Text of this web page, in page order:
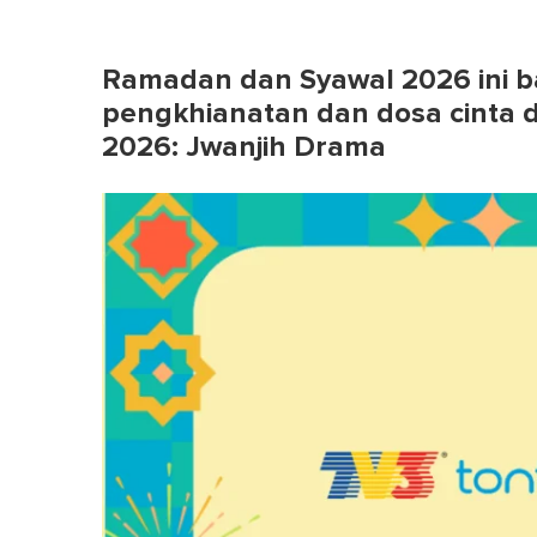
Ramadan dan Syawal 2026 ini
pengkhianatan dan dosa cinta
2026: Jwanjih Drama